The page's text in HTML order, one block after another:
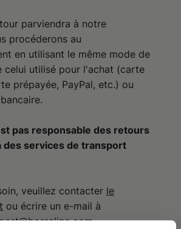
parviendra à notre
procéderons au
en utilisant le même mode de
celui utilisé pour l'achat (carte
prépayée, PayPal, etc.) ou
pas responsable des retours
des services de transport
veuillez contacter le
ou écrire un e-mail à
.